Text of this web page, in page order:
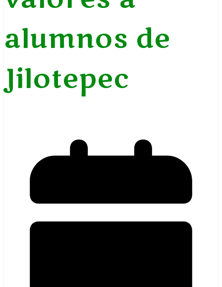
alumnos de
Jilotepec